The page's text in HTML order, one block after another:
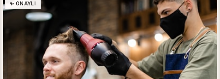
✨ ONAYLI